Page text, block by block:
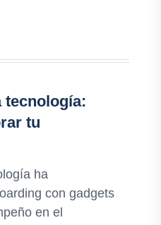
tecnología:
tu
ha
con gadgets
en el